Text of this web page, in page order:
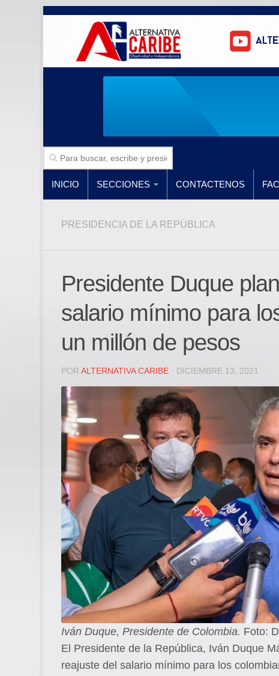
INICIO SECCIONES CONTACTENOS
PRESIDENCIA DE LA REPÚBLICA
Presidente Duque
salario mínimo para
un millón de pesos
POR ALTERNATIVA CARIBE · DICIEMBRE 13, 2021
Iván Duque, Presidente de Colombia. Foto:
El Presidente de la República, Iván Duque
reajuste del salario mínimo para los